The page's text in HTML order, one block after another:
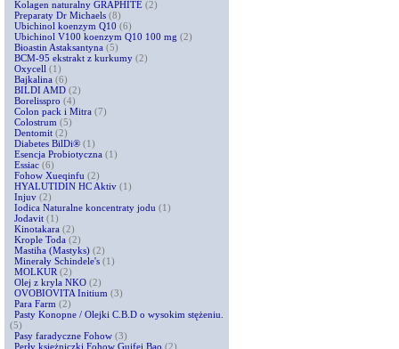
Kolagen naturalny GRAPHITE (2)
Preparaty Dr Michaels (8)
Ubichinol koenzym Q10 (6)
Ubichinol V100 koenzym Q10 100 mg (2)
Bioastin Astaksantyna (5)
BCM-95 ekstrakt z kurkumy (2)
Oxycell (1)
Bajkalina (6)
BILDI AMD (2)
Borelisspro (4)
Colon pack i Mitra (7)
Colostrum (5)
Dentomit (2)
Diabetes BilDi® (1)
Esencja Probiotyczna (1)
Essiac (6)
Fohow Xueqinfu (2)
HYALUTIDIN HC Aktiv (1)
Injuv (2)
Iodica Naturalne koncentraty jodu (1)
Jodavit (1)
Kinotakara (2)
Krople Toda (2)
Mastiha (Mastyks) (2)
Minerały Schindele's (1)
MOLKUR (2)
Olej z kryla NKO (2)
OVOBIOVITA Initium (3)
Para Farm (2)
Pasty Konopne / Olejki C.B.D o wysokim stężeniu.
(5)
Pasy faradyczne Fohow (3)
Perły księżniczki Fohow Guifei Bao (2)